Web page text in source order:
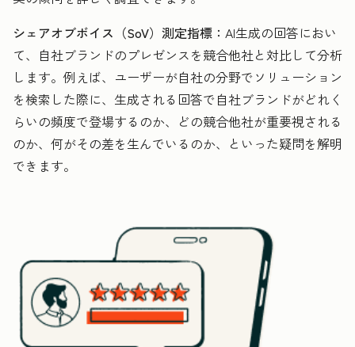
シェアオブボイス（SoV）測定指標： AI生成の回答におい
て、自社ブランドのプレゼンスを競合他社と対比して分析
します。例えば、ユーザーが自社の分野でソリューション
を検索した際に、生成される回答で自社ブランドがどれく
らいの頻度で登場するのか、どの競合他社が重要視される
のか、何がその差を生んでいるのか、といった疑問を解明
できます。